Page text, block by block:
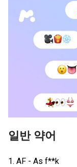
일반 약어
AF - As f**k